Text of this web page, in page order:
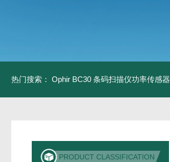
热门搜索： Ophir BC30 条码扫描仪功率传感器
PRODUCT CLASSIFICATION